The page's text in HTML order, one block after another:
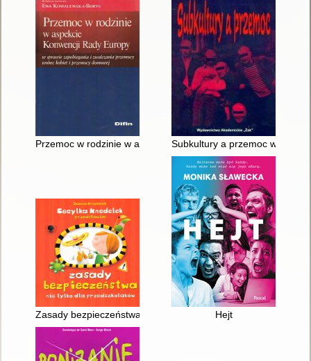
Przemoc w rodzinie w aspekcie Konwencji Rady Europy w
Subkultury a przemoc w
Zasady bezpieczeństwa nie tylko dla przedszkolaków
Hejt